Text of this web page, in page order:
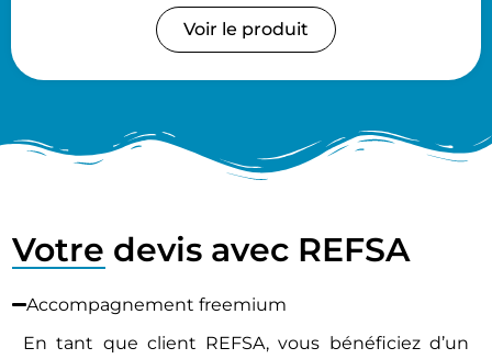
Voir le produit
Votre devis avec REFSA
Accompagnement freemium
En tant que client REFSA, vous bénéficiez d’un